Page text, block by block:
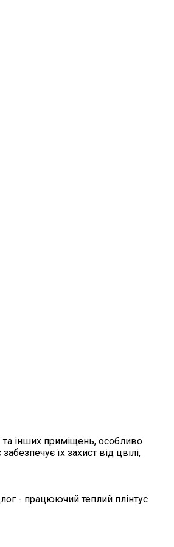
та інших приміщень, особливо
їх захист від цвілі,
- працюючий теплий плінтус